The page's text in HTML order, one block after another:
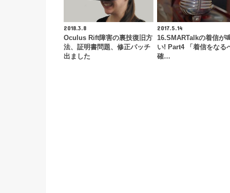
2018.3.8
Oculus Rift障害の裏技復旧方
法、証明書問題、修正パッチ
出ました
2017.5.14
16.SMARTalkの着信が
い! Part4 「着信をなる
確…